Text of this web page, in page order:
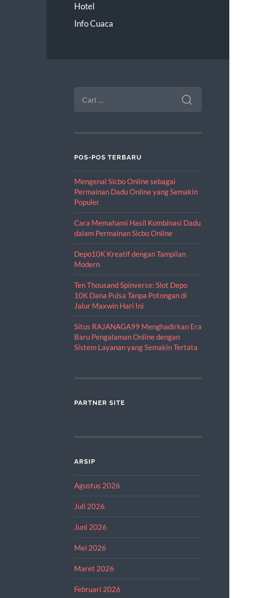
Hotel
Info Cuaca
UNTUK:
POS-POS TERBARU
Mengenal Sicbo Online sebagai
Permainan Dadu Online yang Semakin
Populer
Cara Memahami Hasil Kombinasi Dadu
dalam Permainan Sicbo Online
Depo10K Kreatif dengan Tampilan
Modern
Ten Thousand Spinverse: Slot Depo
10K Dana Pulsa Tanpa Potongan di
Jalur Maxwin Hari Ini
Situs RAJANAGA99 Menghadirkan Era
Baru Pengalaman Online dengan
Sistem Layanan yang Semakin Tertata
PARTNER SITE
ARSIP
Agustus 2026
Juli 2026
Juni 2026
Mei 2026
Maret 2026
Februari 2026